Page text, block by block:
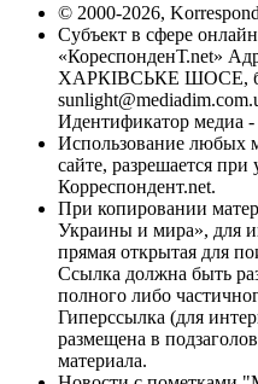
© 2000-2026,
Субъект в сфере
«КореспонденТ.net»
ХАРКІВСЬКЕ ШОСЕ,
Идентификатор медиа -
Использование любых
сайте, разрешается
Корреспондент.net.
При копировании
Украины и мира», для
прямая открытая для
Ссылка должна быть
полного либо
Гиперссылка (для
размещена в
материала.